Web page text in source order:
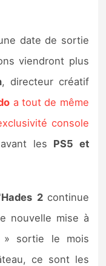
date de sortie
viendront plus
, directeur créatif
a tout de même
console
les PS5 et
Hades 2 continue
nouvelle mise à
» sortie le mois
ce sont les